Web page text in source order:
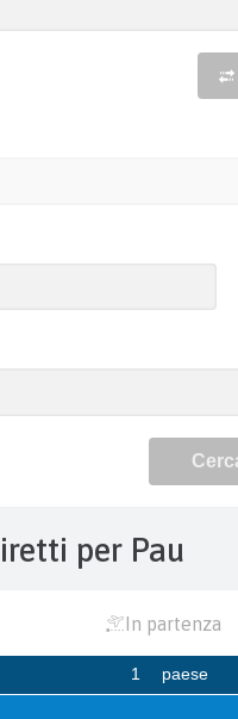
per Pau
In partenza